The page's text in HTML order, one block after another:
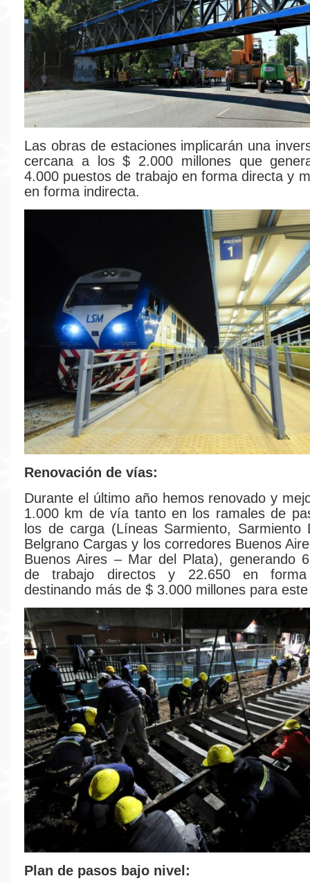
Las obras de estaciones implicarán una
cercana a los $ 2.000 millones que
4.000 puestos de trabajo en forma directa y
en forma indirecta.
Renovación de vías:
Durante el último año hemos renovado y
1.000 km de vía tanto en los ramales de
los de carga (Líneas Sarmiento, Sarmiento
Belgrano Cargas y los corredores Buenos
Buenos Aires – Mar del Plata), generando
de trabajo directos y 22.650 en
destinando más de $ 3.000 millones para
Plan de pasos bajo nivel: